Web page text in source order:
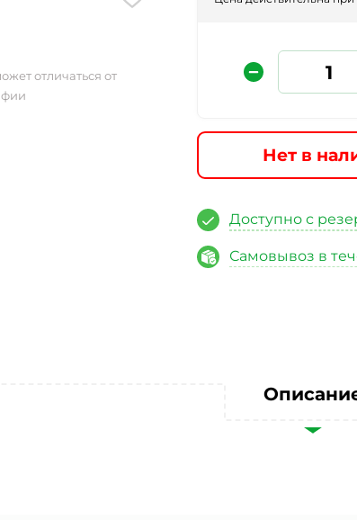
отличаться от
Нет в
Доступно с
Самовывоз в
Защита от автоматических
Введите слово на картинке*
№152-ФЗ «О персональных данных», на
Согласии на обработку